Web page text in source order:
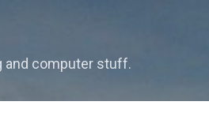
and computer stuff.